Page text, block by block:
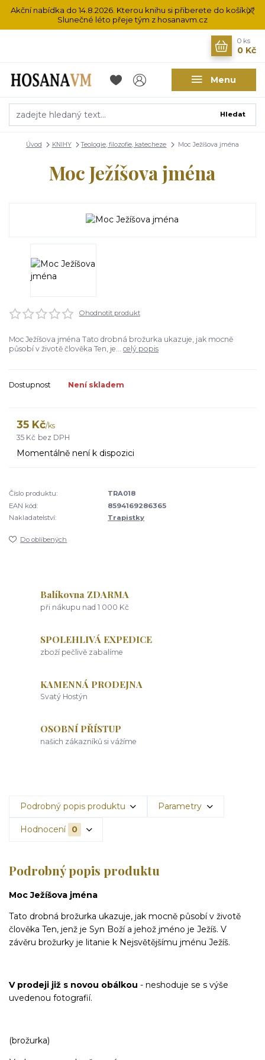
Akční nabídka do 14.8.2026. Kterou knihu si přiberete do košíku?
Slunečné léto přeje tým z hosanavm.cz
Menu
Hledat
0 ks
0 Kč
Úvod KNIHY Teologie, filozofie, katecheze Moc Ježíšova jména
Moc Ježíšova jména
Ohodnotit produkt
Moc Ježíšova jména Tato drobná brožurka ukazuje, jak mocně
působí v životě člověka Ten, je... celý popis
Dostupnost Není skladem
35 Kč/ks
35 Kč bez DPH
Momentálně není k dispozici
Číslo produktu:
TRA018
EAN kód:
8594169286365
Nakladatelství:
Trapistky
Do oblíbených
Balíkovna ZDARMA
při nákupu nad 1 000 Kč
SPOLEHLIVÁ EXPEDICE
zboží pečlivě zabalíme
KAMENNÁ PRODEJNA
Svatý Hostýn
OSOBNÍ PŘÍSTUP
našich zákazníků si vážíme
Podrobný popis produktu Parametry
Hodnocení 0
Podrobný popis produktu
Moc Ježíšova jména
Tato drobná brožurka ukazuje, jak mocně působí v životě
člověka Ten, jenž je Syn Boží a jehož jméno je Ježíš. V
závěru brožurky je litanie k Nejsvětějšímu jménu Ježíš.
V prodeji již s novou obálkou - neshoduje se s výše
uvedenou fotografií.
(brožurka)